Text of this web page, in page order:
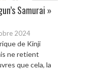
Samurai »
2024
de Kinji
ne retient
que cela, la